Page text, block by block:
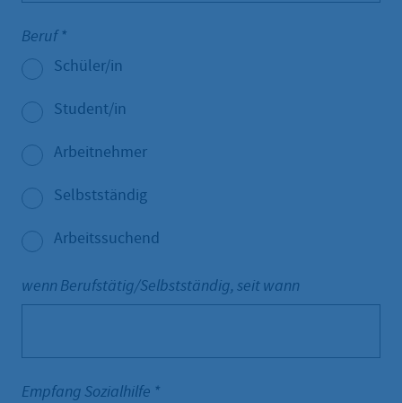
Beruf*
Schüler/in
Student/in
Arbeitnehmer
Selbstständig
Arbeitssuchend
wenn Berufstätig/Selbstständig, seit wann
Empfang Sozialhilfe *